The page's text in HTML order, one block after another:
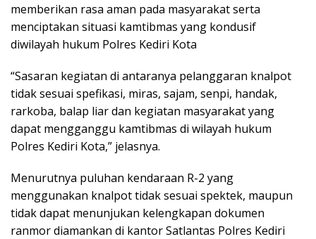
memberikan rasa aman pada masyarakat serta
menciptakan situasi kamtibmas yang kondusif
diwilayah hukum Polres Kediri Kota
“Sasaran kegiatan di antaranya pelanggaran knalpot
tidak sesuai spefikasi, miras, sajam, senpi, handak,
rarkoba, balap liar dan kegiatan masyarakat yang
dapat mengganggu kamtibmas di wilayah hukum
Polres Kediri Kota,” jelasnya.
Menurutnya puluhan kendaraan R-2 yang
menggunakan knalpot tidak sesuai spektek, maupun
tidak dapat menunjukan kelengkapan dokumen
ranmor diamankan di kantor Satlantas Polres Kediri